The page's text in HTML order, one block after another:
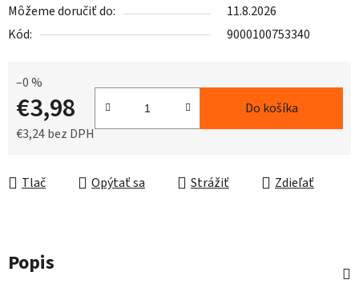
Môžeme doručiť do:
11.8.2026
Kód:
9000100753340
–0 %
€3,98
€3,24 bez DPH
Do košíka
Tlač Opýtať sa Strážiť Zdieľať
Popis